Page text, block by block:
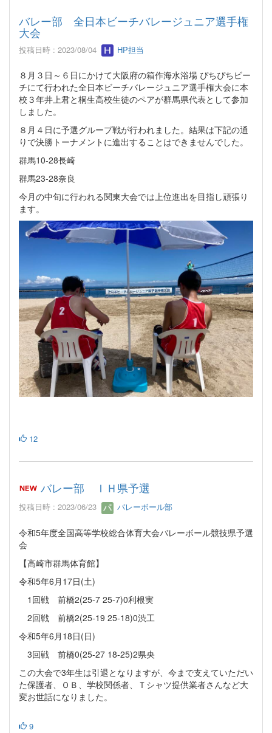
バレー部 全日本ビーチバレージュニア選手権
大会
投稿日時 : 2023/08/04 HP担当
８月３日～６日にかけて大阪府の箱作海水浴場 ぴちぴちビー
チにて行われた全日本ビーチバレージュニア選手権大会に本
校３年井上君と桐生高校生徒のペアが群馬県代表として参加
しました。
８月４日に予選グループ戦が行われました。結果は下記の通
りで決勝トーナメントに進出することはできませんでした。
群馬10-28長崎
群馬23-28奈良
今月の中旬に行われる関東大会では上位進出を目指し頑張り
ます。
12
バレー部 ＩＨ県予選
投稿日時 : 2023/06/23 バレーボール部
令和5年度全国高等学校総合体育大会バレーボール競技県予選
会
【高崎市群馬体育館】
令和5年6月17日(土)
1回戦 前橋2(25-7 25-7)0利根実
2回戦 前橋2(25-19 25-18)0渋工
令和5年6月18日(日)
3回戦 前橋0(25-27 18-25)2県央
この大会で3年生は引退となりますが、今まで支えていただい
た保護者、ＯＢ、学校関係者、Ｔシャツ提供業者さんなど大
変お世話になりました。
9